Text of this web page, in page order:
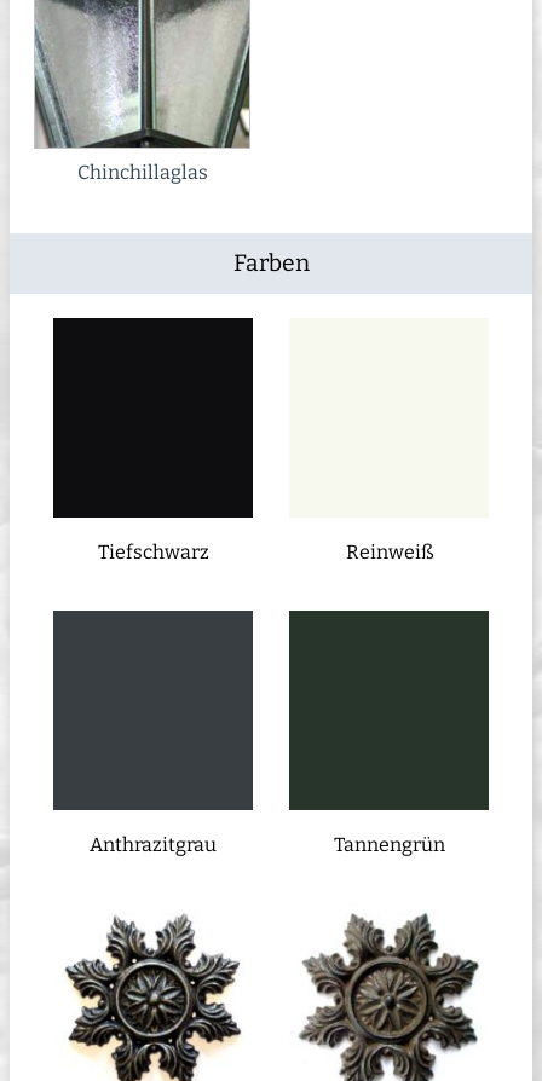
Chinchillaglas
Farben
Tiefschwarz Reinweiß
Anthrazitgrau Tannengrün